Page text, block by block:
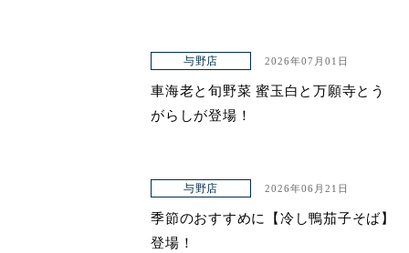
与野店 2026年07月01日
車海老と旬野菜 蜜玉白と万願寺とう
がらしが登場！
与野店 2026年06月21日
季節のおすすめに【冷し鴨茄子そば】
登場！